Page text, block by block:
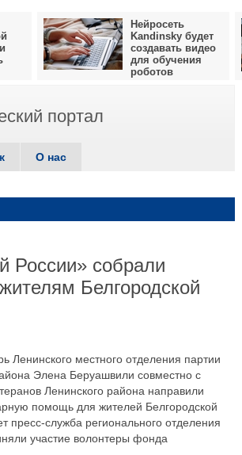
Нейросеть
Kandinsky будет
создавать видео
для обучения
роботов
портал
О нас
России» собрали
Белгородской
Ленинского местного отделения партии
Элена Беруашвили совместно с
Ленинского района направили
помощь для жителей Белгородской
пресс-служба регионального отделения
участие волонтеры фонда